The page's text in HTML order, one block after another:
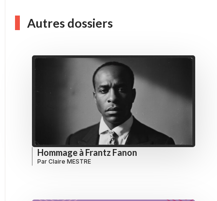
Autres dossiers
Hommage à Frantz Fanon
Par Claire MESTRE